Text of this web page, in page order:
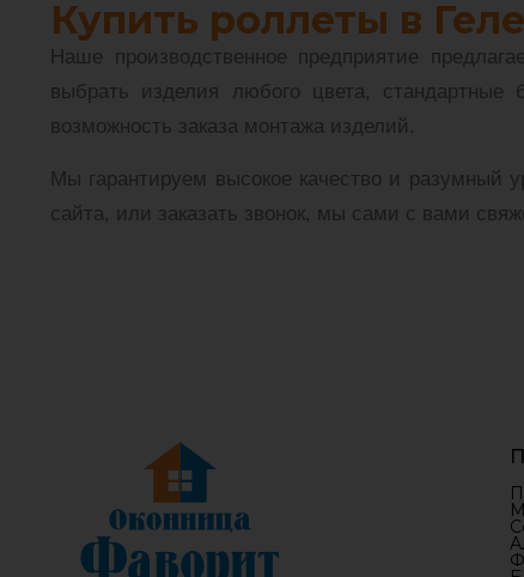
Купить роллеты в
Наше производственное предприятие
выбрать изделия любого цвета,
возможность заказа монтажа изделий.
Мы гарантируем высокое качество и разумный
сайта, или заказать звонок, мы сами с вами